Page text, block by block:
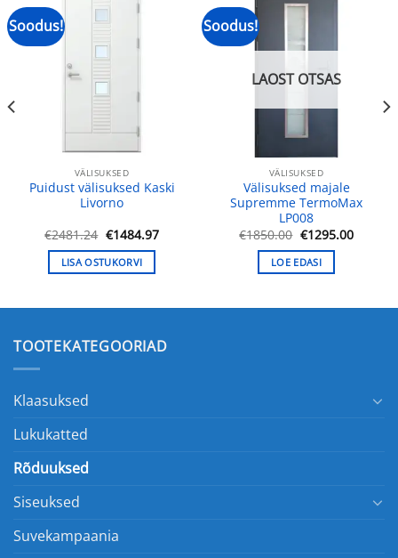
Soodus!
VÄLISUKSED
Puidust välisuksed Kaski
Livorno
€2481.24 Algne
hind
oli:
€2481.24.
€1484.97Praegune
LISA OSTUKORVI
Soodus!
LAOST OTSAS
VÄLISUKSED
Välisuksed majale
Supremme TermoMax
LP008
€1850.00 Algne
hind
oli:
€1850.00.
€1295.00
hind
LOE EDASI
TOOTEKATEGOORIAD
Klaasuksed
Lukukatted
Rõduuksed
Siseuksed
Suvekampaania